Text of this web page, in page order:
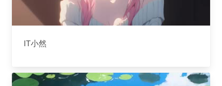
IT小然